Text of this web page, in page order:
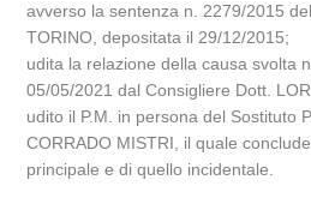
avverso la sentenza n. 2279/2015
TORINO, depositata il 29/12/2015;
udita la relazione della causa svolta
05/05/2021 dal Consigliere Dott.
udito il P.M. in persona del Sostituto
CORRADO MISTRI, il quale
principale e di quello incidentale.